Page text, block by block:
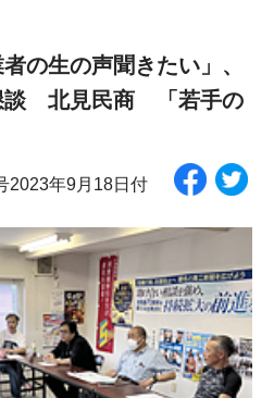
の生の声聞きたい」、
談 北見民商 「若手の
2023年9月18日付